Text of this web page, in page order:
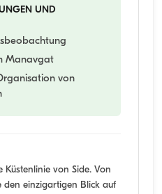
UND
Manavgat
von
Küstenlinie von Side. Von
den einzigartigen Blick auf